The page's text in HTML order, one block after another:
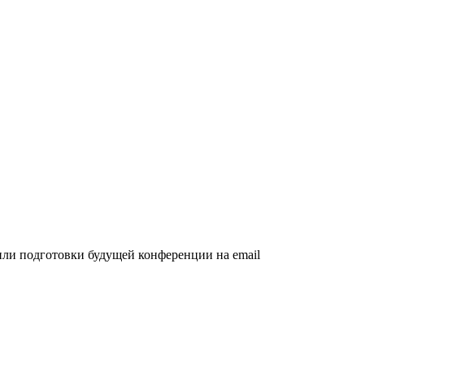
подготовки будущей конференции на email